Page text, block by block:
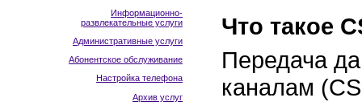
Информационно-
развлекательные услуги
Административные услуги
Абонентское обслуживание
Настройка телефона
Архив услуг
Что такое
Передача
каналам